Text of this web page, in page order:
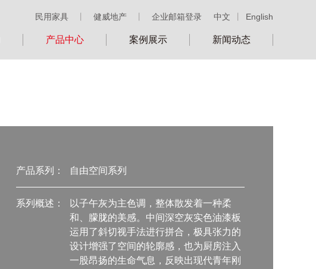
中文 English
民用家具 健威地产 企业邮箱登录
产品中心 案例展示 新闻动态
产品系列： 自由空间系列
系列概述：
以子午灰为主色调，整体散发着一种柔
和、朦胧的美感。中间深空灰实色油漆板
运用了斜切视手法进行拼合，极具张力的
设计增强了空间的轮廓感，也为厨房注入
一股昂扬的生命气息，反映出现代青年刚